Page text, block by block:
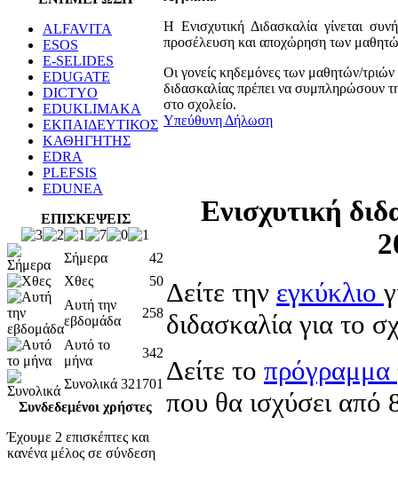
ALFAVITA
ESOS
E-SELIDES
EDUGATE
DICTYO
EDUKLIMAKA
ΕΚΠΑΙΔΕΥΤΙΚΟΣ
ΚΑΘΗΓΗΤΗΣ
EDRA
PLEFSIS
EDUNEA
ΕΠΙΣΚΕΨΕΙΣ
Σήμερα
42
Χθες
50
Αυτή την
εβδομάδα
258
Αυτό το
μήνα
342
Συνολικά 321701
Συνδεδεμένοι χρήστες
Έχουμε 2 επισκέπτες και
κανένα μέλος σε σύνδεση
Η Ενισχυτική Διδασκαλία γίνεται
προσέλευση και αποχώρηση των
Οι γονείς κηδεμόνες των μαθητών/
διδασκαλίας πρέπει να συμπληρώσουν
στο σχολείο.
Υπεύθυνη Δήλωση
Ενισχυτική
Δείτε την εγκύκλιο
διδασκαλία για το
Δείτε το πρόγραμμα
που θα ισχύσει από